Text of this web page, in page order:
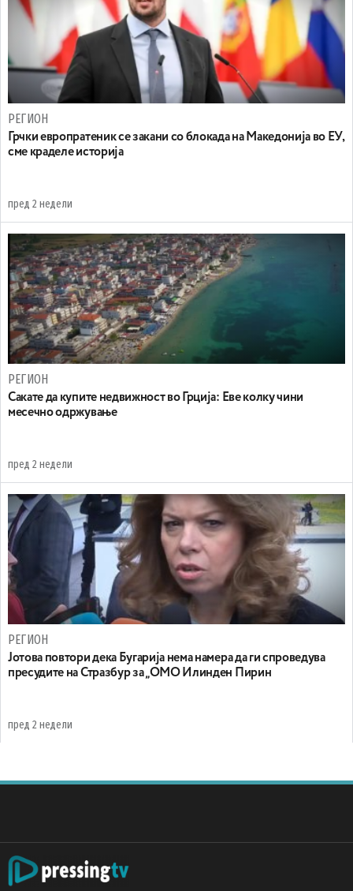
РЕГИОН
Грчки европратеник се закани со блокада на Македонија во ЕУ,
сме краделе историја
пред 2 недели
РЕГИОН
Сакате да купите недвижност во Грција: Еве колку чини
месечно одржување
пред 2 недели
РЕГИОН
Јотова повтори дека Бугарија нема намера да ги спроведува
пресудите на Стразбур за „ОМО Илинден Пирин
пред 2 недели